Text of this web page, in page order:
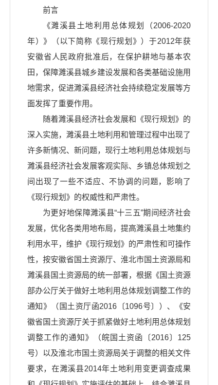
前言
《濉溪县土地利用总体规划（2006-2020
年）》（以下简称《现行规划》）于2012年获
安徽省人民政府批准后，在保护耕地与基本农
田，保障濉溪县城乡建设发展和各类基础设施用
地需求，促进濉溪县经济社会持续稳定发展等方
面发挥了重要作用。
随着濉溪县经济社会发展和《现行规划》的
深入实施，濉溪县土地利用和管理过程中出现了
许多新情况、新问题，现行土地利用总体规划与
濉溪县经济社会发展客观实际、乡镇总体规划之
间出现了一些不适应、不协调的问题，影响了
《现行规划》的权威性和严肃性。
为更好地保障濉溪县“十三五”期间经济社会
发展，优化各类用地布局，提高濉溪县土地集约
利用水平，维护《现行规划》的严肃性和可操作
性，按安徽省国土资源厅、淮北市国土资源局和
濉溪县国土资源局的统一部署，根据《国土资源
部办公厅关于做好土地利用总体规划调整工作的
通知》（国土资厅函2016〔1096号〕）、《安
徽省国土资源厅关于抓紧做好土地利用总体规划
调整工作的通知》（皖国土资函〔2016〕125
号）以及淮北市国土资源局关于调整的相关文件
要求，在濉溪县2014年土地利用变更调查成果